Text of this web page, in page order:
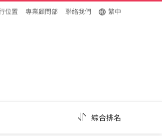
位置 專業顧問部 聯絡我們 繁中
綜合排名